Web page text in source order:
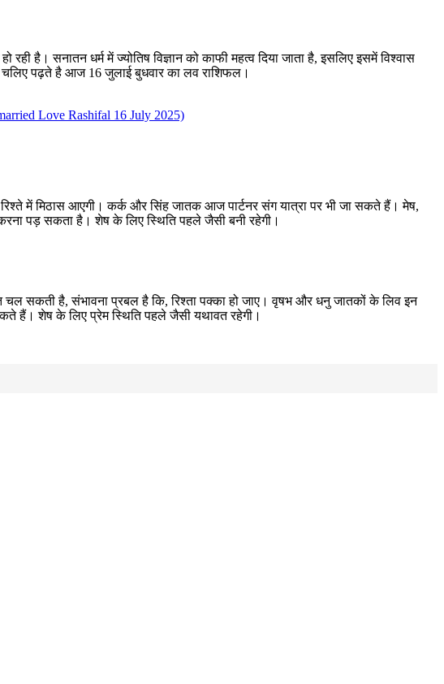
है। सनातन धर्म में ज्योतिष विज्ञान को काफी महत्व दिया जाता है, इसलिए इसमें विश्वास
पढ़ते है आज 16 जुलाई बुधवार का लव राशिफल।
Love Rashifal 16 July 2025)
में मिठास आएगी। कर्क और सिंह जातक आज पार्टनर संग यात्रा पर भी जा सकते हैं। मेष,
पड़ सकता है। शेष के लिए स्थिति पहले जैसी बनी रहेगी।
सकती है, संभावना प्रबल है कि, रिश्ता पक्का हो जाए। वृषभ और धनु जातकों के लिव इन
हैं। शेष के लिए प्रेम स्थिति पहले जैसी यथावत रहेगी।